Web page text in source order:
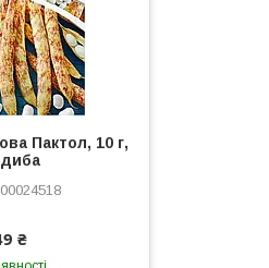
Пактол, 10 г,
₴